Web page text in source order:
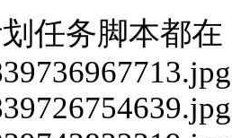
任务脚本都